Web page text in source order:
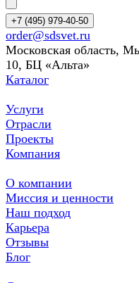
+7 (495) 979-40-50
order@sdsvet.ru
Московская область,
10, БЦ «Альта»
Каталог
Услуги
Отрасли
Проекты
Компания
О компании
Миссия и ценности
Наш подход
Карьера
Отзывы
Блог